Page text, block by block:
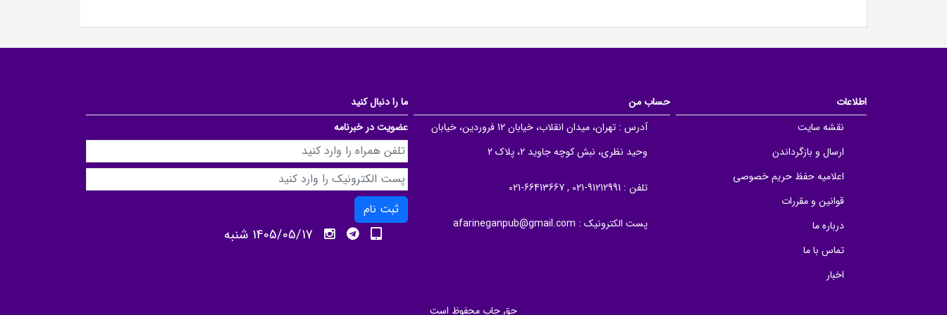
اطلاعات
نقشه سایت
ارسال و بازگرداندن
اعلامیه حفظ حریم خصوصی
قوانین و مقررات
درباره ما
تماس با ما
اخبار
حساب من
آدرس :
تهران، میدان انقلاب، خیابان 12 فروردین، خیابان
وحید نظری، نبش کوچه جاوید 2، پلاک 2
تلفن : 91212991-021 , 66413667-021
پست الکترونیک : afarineganpub@gmail.com
ما را دنبال کنید
عضویت در خبرنامه
ثبت نام
1405/05/17 شنبه
حق چاپ محفوظ است